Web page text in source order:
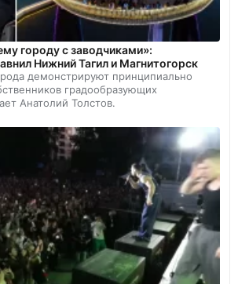
городу с заводчиками»:
Нижний Тагил и Магнитогорск
демонстрируют принципиально
градообразующих
Анатолий Толстов.